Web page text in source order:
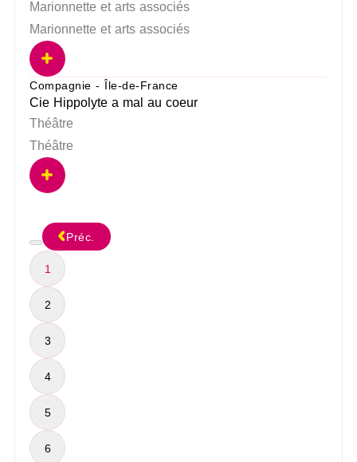
Marionnette et arts associés
Marionnette et arts associés
Compagnie - Île-de-France
Cie Hippolyte a mal au coeur
Théâtre
Théâtre
Préc.
1
2
3
4
5
6